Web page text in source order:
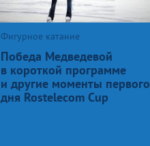
Фигурное катание
Победа Медведевой
в короткой программе
и другие моменты первого
дня Rostelecom Cup